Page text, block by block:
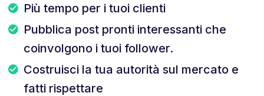
Più tempo per i tuoi clienti
Pubblica post pronti interessanti che
coinvolgono i tuoi follower.
Costruisci la tua autorità sul mercato e
fatti rispettare